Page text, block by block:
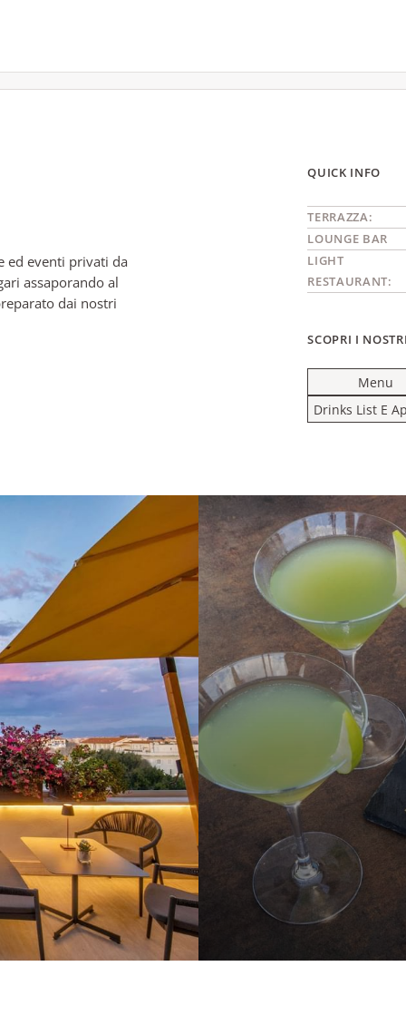
ed eventi privati da
assaporando al
dai nostri
QUICK INFO
TERRAZZA:
LOUNGE BAR
LIGHT
RESTAURANT:
SCOPRI I
Menu
Drinks List E